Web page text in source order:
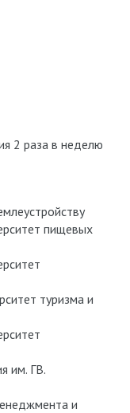
2 раза в неделю
пищевых
туризма и
им. ГВ.
и